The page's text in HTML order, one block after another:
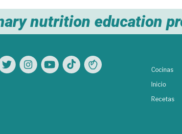
nutrition education
Cocinas
Inicio
Recetas